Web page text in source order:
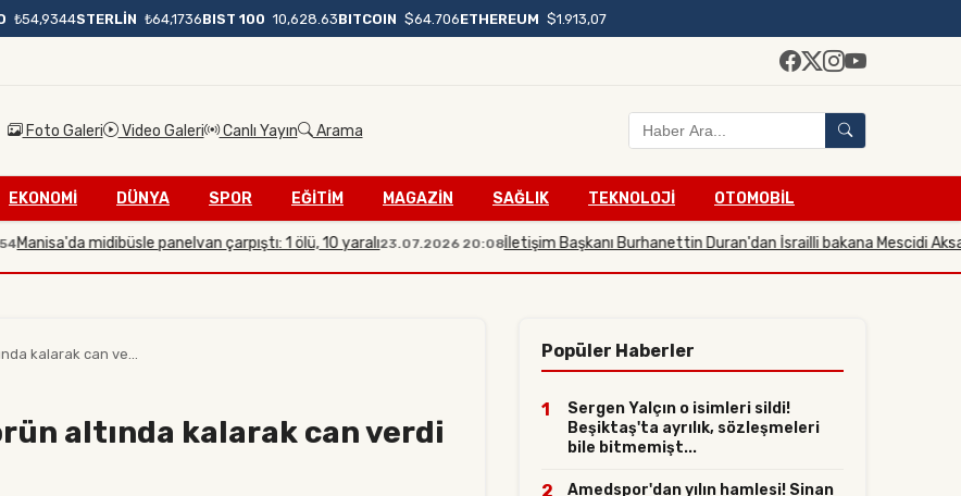
₺54,9344STERLİN ₺64,1736BIST 100 10,628.63BITCOIN $64.706ETHEREUM $1.913,07
Foto Galeri Video Galeri Canlı Yayın Arama
EKONOMİ DÜNYA SPOR EĞİTİM MAGAZİN SAĞLIK TEKNOLOJİ OTOMOBİL
midibüsle panelvan çarpıştı: 1 ölü, 10 yaralı23.07.2026 20:08İletişim Başkanı Burhanettin Duran'dan İsrailli bakana Mescidi Aksa tepkisi
kalarak can ve...
altında kalarak can verdi
Popüler Haberler
1
Sergen Yalçın o isimleri sildi!
Beşiktaş'ta ayrılık, sözleşmeleri
bile bitmemişt...
2
Amedspor'dan yılın hamlesi! Sinan